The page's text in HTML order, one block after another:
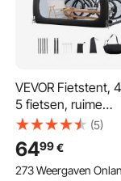
VEVOR Fietstent,
5 fietsen, ruime
fietsenstalling met
geventileerd raam,
waaiervormige
fietsenstalling met
(5)
6499€
273 Weergaven